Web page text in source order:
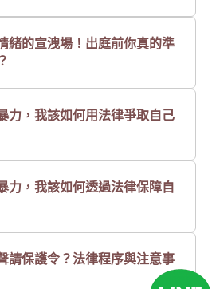
緒的宣洩場！出庭前你真的準
力，我該如何用法律爭取自己
力，我該如何透過法律保障自
請保護令？法律程序與注意事